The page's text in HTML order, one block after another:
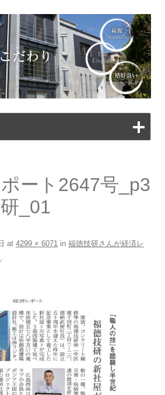
ート2647号_p3
_01
at 4299 × 6071 in 福徳技研さんが経済レ